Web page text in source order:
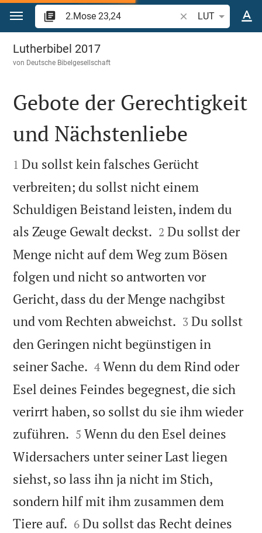
Zum Inhalt springen
Bibelstelle oder
LUT
2.Mose 23
Lutherbibel 2017
von Deutsche Bibelgesellschaft

Gebote der Gerechtigkeit
und Nächstenliebe

1 Du sollst kein falsches Gerücht
verbreiten; du sollst nicht einem
Schuldigen Beistand leisten, indem du
als Zeuge Gewalt deckst. 

2 Du sollst der
Menge nicht auf dem Weg zum Bösen
folgen und nicht so antworten vor
Gericht, dass du der Menge nachgibst
und vom Rechten abweichst. 

3 Du sollst
den Geringen nicht begünstigen in
seiner Sache. 

4 Wenn du dem Rind oder
Esel deines Feindes begegnest, die sich
verirrt haben, so sollst du sie ihm wieder
zuführen. 

5 Wenn du den Esel deines
Widersachers unter seiner Last liegen
siehst, so lass ihn ja nicht im Stich,
sondern hilf mit ihm zusammen dem
Tiere auf. 

6 Du sollst das Recht deines